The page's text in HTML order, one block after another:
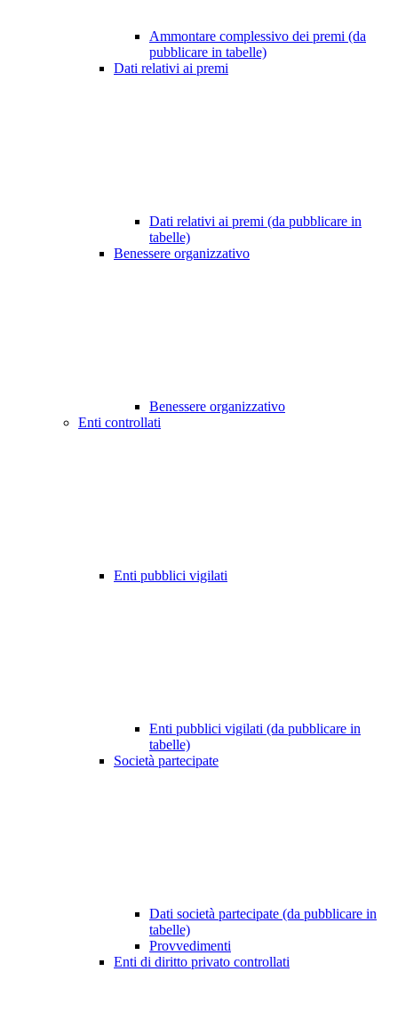
Ammontare complessivo dei premi (da
pubblicare in tabelle)
Dati relativi ai premi
Dati relativi ai premi (da pubblicare in
tabelle)
Benessere organizzativo
Benessere organizzativo
Enti controllati
Enti pubblici vigilati
Enti pubblici vigilati (da pubblicare in
tabelle)
Società partecipate
Dati società partecipate (da pubblicare in
tabelle)
Provvedimenti
Enti di diritto privato controllati